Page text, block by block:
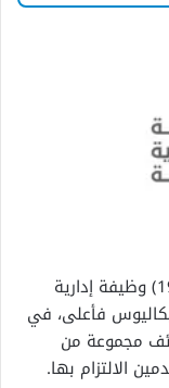
تعلن الهيئة السعودية للسياحة عن توفر (19) وظيفة إدارية
فأعلى، في
مجموعة من
الالتزام بها.